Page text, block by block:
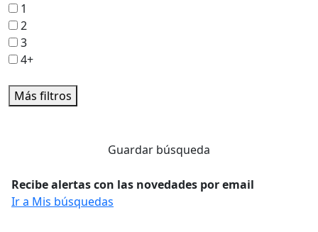
1
2
3
4+
Más filtros
Guardar búsqueda
Recibe alertas con las novedades por email
Ir a Mis búsquedas